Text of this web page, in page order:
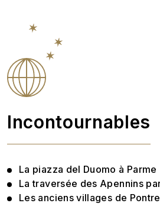
Incontournables
La piazza del Duomo à Parme
La traversée des Apennins
Les anciens villages de